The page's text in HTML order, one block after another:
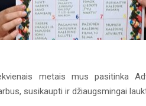
metais mus pasitinka
susikaupti ir džiaugsmingai